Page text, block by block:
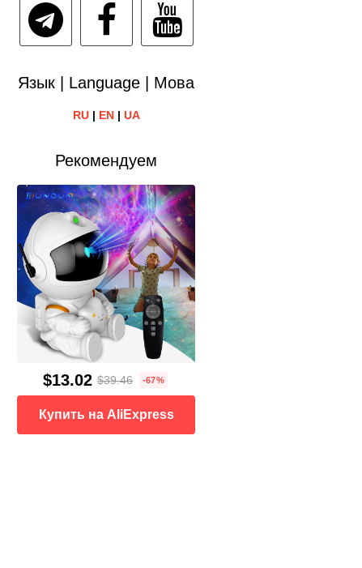
Язык | Language | Мова
RU| EN| UA
Рекомендуем
$13.02 $39.46 -67%
Купить на AliExpress